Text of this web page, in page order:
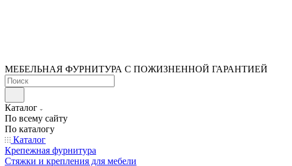
МЕБЕЛЬНАЯ ФУРНИТУРА С ПОЖИЗНЕННОЙ ГАРАНТИЕЙ
Каталог
По всему сайту
По каталогу
Каталог
Крепежная фурнитура
Стяжки и крепления для мебели